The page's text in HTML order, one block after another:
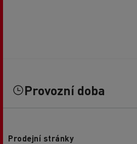
Provozní doba
Prodejní stránky